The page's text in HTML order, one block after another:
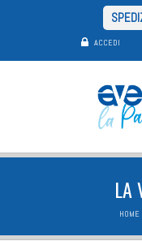
ACCEDI
LA
HOME